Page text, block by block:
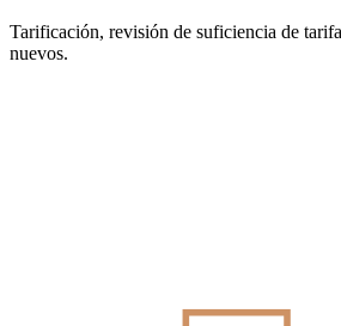
Tarificación, revisión de suficiencia de
nuevos.